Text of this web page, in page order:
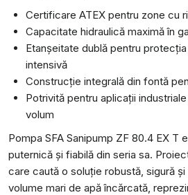
Certificare ATEX pentru zone cu
Capacitate hidraulică maximă în
Etanșeitate dublă pentru
intensivă
Construcție integrală din fontă
Potrivită pentru aplicații
volum
Pompa SFA Sanipump ZF 80.4 EX T
puternică și fiabilă din seria sa.
care caută o soluție robustă, sigură
volume mari de apă încărcată,